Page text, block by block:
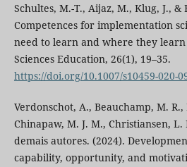
Schultes, M.-T., Aijaz, M., Klug, J., &
Competences for implementation
need to learn and where they
Sciences Education, 26(1), 19–35.
https://doi.org/10.1007/s10459-020-
Verdonschot, A., Beauchamp, M. R.,
Chinapaw, M. J. M., Christiansen, L.
demais autores. (2024).
capability, opportunity, and